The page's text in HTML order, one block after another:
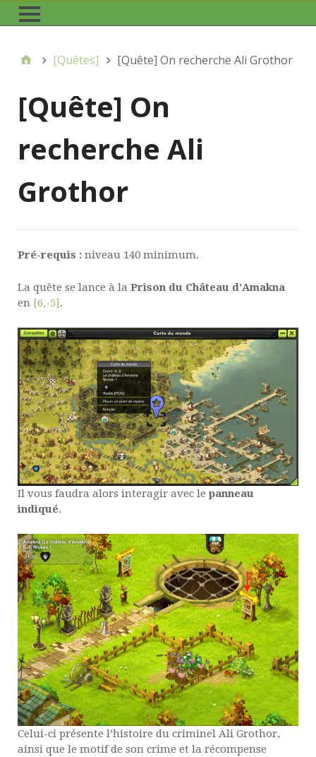
[Quêtes] [Quête] On recherche Ali Grothor
[Quête] On
recherche Ali
Grothor
Pré-requis : niveau 140 minimum.
La quête se lance à la Prison du Château d’Amakna
en [6,-5].
Il vous faudra alors interagir avec le panneau
indiqué.
Celui-ci présente l’histoire du criminel Ali Grothor,
ainsi que le motif de son crime et la récompense